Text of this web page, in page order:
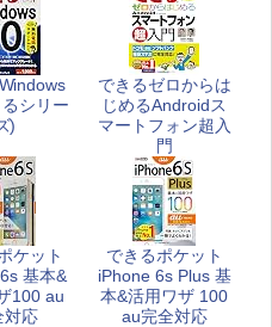
シリー
)
できるゼロからは
じめるAndroidス
マートフォン超入
門
ケット
基本&
100 au
対応
できるポケット
iPhone 6s Plus 基
本&活用ワザ 100
au完全対応